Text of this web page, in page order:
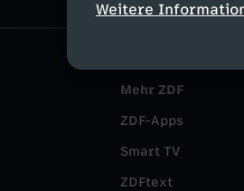
Weitere
Mehr ZDF
ZDF-Apps
Smart TV
ZDFtext